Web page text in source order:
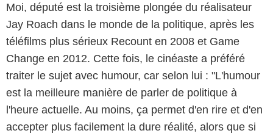
Moi, député est la troisième plongée du réalisateur
Jay Roach dans le monde de la politique, après les
téléfilms plus sérieux Recount en 2008 et Game
Change en 2012. Cette fois, le cinéaste a préféré
traiter le sujet avec humour, car selon lui : "L'humour
est la meilleure manière de parler de politique à
l'heure actuelle. Au moins, ça permet d'en rire et d'en
accepter plus facilement la dure réalité, alors que si